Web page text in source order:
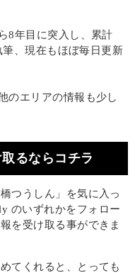
8年目に突入し、累計
、現在もほぼ毎日更新
のエリアの情報も少し
るならコチラ
つうしん」を気に入っ
のいずれかをフォロー
を受け取る事ができま
てくれると、とっても